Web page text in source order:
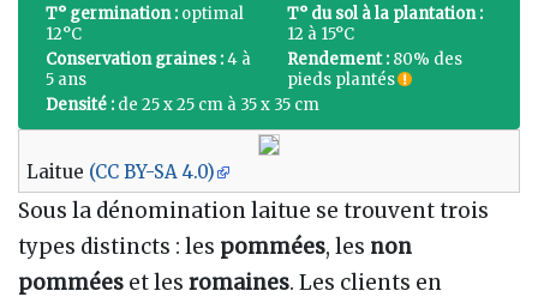
T° germination : optimal
12°C
T° du sol à la plantation :
12 à 15°C
Conservation graines :4 à
5 ans
Rendement : 80% des
pieds plantés
Densité : de 25 x 25 cm à 35 x 35 cm
Laitue (CC BY-SA 4.0)
Sous la dénomination laitue se trouvent trois
types distincts : les pommées, les non
pommées et les romaines. Les clients en